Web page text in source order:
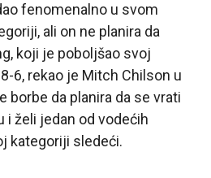
fenomenalno u svom
ali on ne planira da
koji je poboljšao svoj
6, rekao je Mitch Chilson u
borbe da planira da se vrati
i želi jedan od vodećih
kategoriji sledeći.